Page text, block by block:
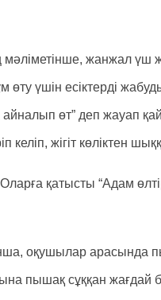
жанжал үш
өту үшін есіктерді
айналып өт” деп жауап
келіп, жігіт көліктен
Оларға қатысты “Адам
оқушылар арасында
пышақ сұққан жағдай